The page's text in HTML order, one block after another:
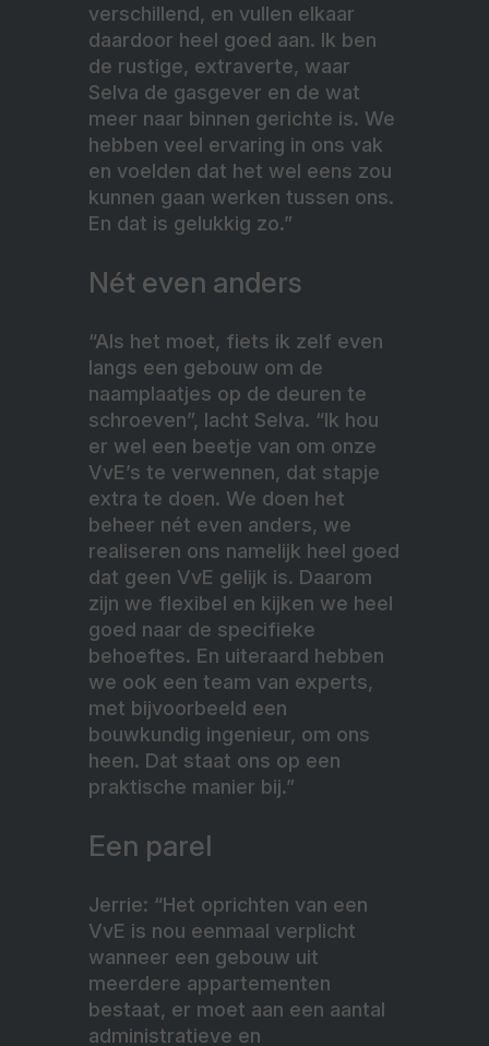
verschillend, en vullen elkaar
daardoor heel goed aan. Ik ben
de rustige, extraverte, waar
Selva de gasgever en de wat
meer naar binnen gerichte is. We
hebben veel ervaring in ons vak
en voelden dat het wel eens zou
kunnen gaan werken tussen ons.
En dat is gelukkig zo.”
Nét even anders
“Als het moet, fiets ik zelf even
langs een gebouw om de
naamplaatjes op de deuren te
schroeven”, lacht Selva. “Ik hou
er wel een beetje van om onze
VvE’s te verwennen, dat stapje
extra te doen. We doen het
beheer nét even anders, we
realiseren ons namelijk heel goed
dat geen VvE gelijk is. Daarom
zijn we flexibel en kijken we heel
goed naar de specifieke
behoeftes. En uiteraard hebben
we ook een team van experts,
met bijvoorbeeld een
bouwkundig ingenieur, om ons
heen. Dat staat ons op een
praktische manier bij.”
Een parel
Jerrie: “Het oprichten van een
VvE is nou eenmaal verplicht
wanneer een gebouw uit
meerdere appartementen
bestaat, er moet aan een aantal
administratieve en